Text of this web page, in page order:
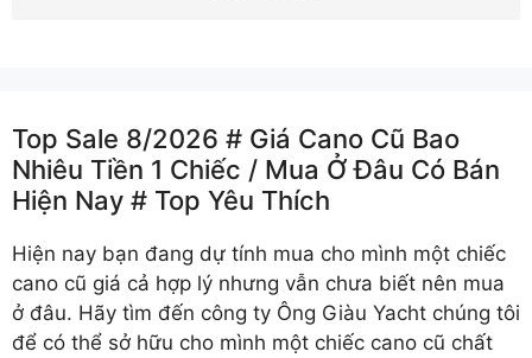
Top Sale 8/2026 # Giá Cano Cũ Bao
Nhiêu Tiền 1 Chiếc /️ Mua Ở Đâu Có Bán
Hiện Nay # Top Yêu Thích
Hiện nay bạn đang dự tính mua cho mình một chiếc
cano cũ giá cả hợp lý nhưng vẫn chưa biết nên mua
ở đâu. Hãy tìm đến công ty Ông Giàu Yacht chúng tôi
để có thể sở hữu cho mình một chiếc cano cũ chất